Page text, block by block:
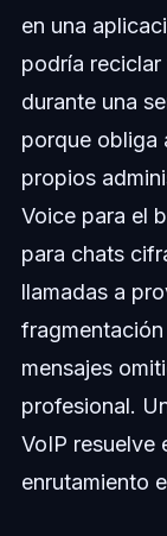
en una
podría
durante una
porque obliga
propios
Voice para el
para chats
llamadas a
mensajes
profesional.
VoIP resuelve
enrutamiento